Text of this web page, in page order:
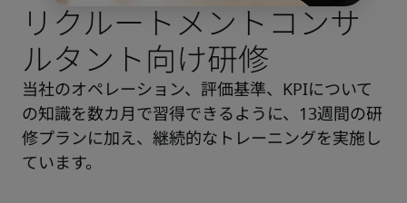
リクルートメントコンサ
ルタント向け研修
当社のオペレーション、評価基準、KPIについて
の知識を数カ月で習得できるように、13週間の研
修プランに加え、継続的なトレーニングを実施し
ています。